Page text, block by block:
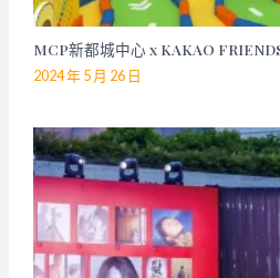
MCP新都城中心 x KAKAO
2024 年 5 月 26 日